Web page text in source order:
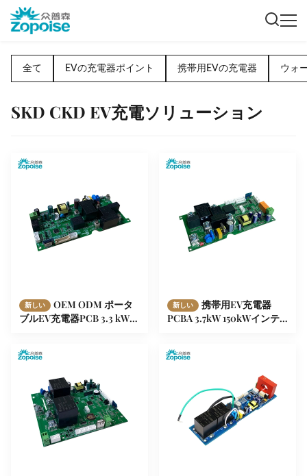
全て EVの充電器ポイント 携帯用EVの充電器 ウォ
SKD CKD EV充電ソリューション
新しい
OEM ODM ポータ
ブルEV充電器PCB 3.3 kWか
新しい
携帯用EV充電器
PCBA 3.7kW 150kWインテ